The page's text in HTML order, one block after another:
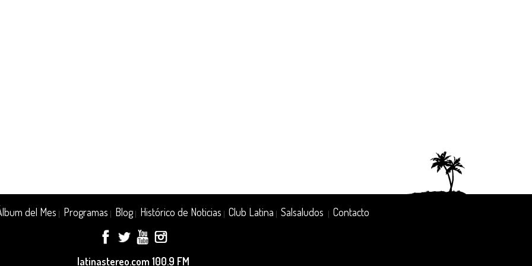
del Mes Programas Blog| Histórico de Noticias Club Latina Salsaludos Contacto
latinastereo.com 100.9 FM